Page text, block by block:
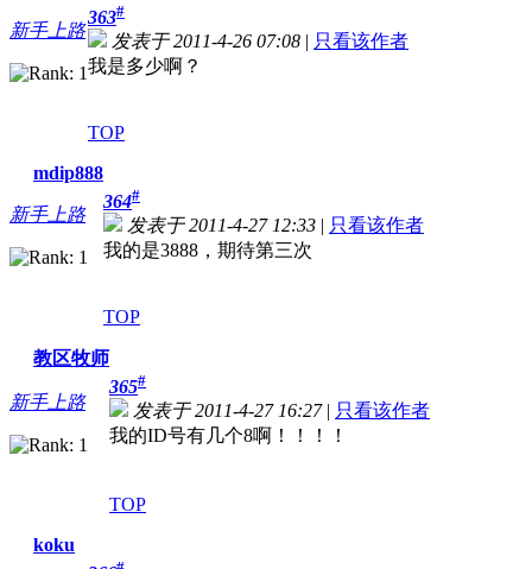
新手上路
363#
发表于 2011-4-26 07:08 | 只看该作者
我是多少啊？
TOP
mdip888
新手上路
364#
发表于 2011-4-27 12:33 | 只看该作者
我的是3888，期待第三次
TOP
教区牧师
新手上路
365#
发表于 2011-4-27 16:27| 只看该作者
我的ID号有几个8啊！！！！
TOP
koku